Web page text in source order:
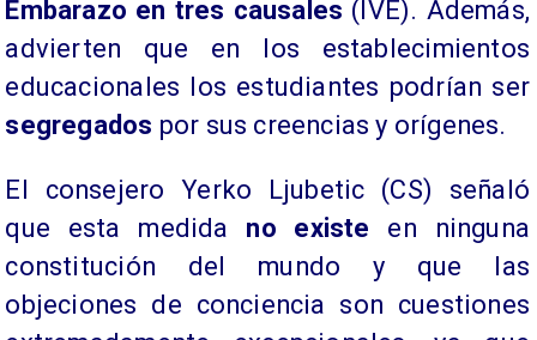
Embarazo en tres causales (IVE). Además,
advierten que en los establecimientos
educacionales los estudiantes podrían ser
segregados por sus creencias y orígenes.
El consejero Yerko Ljubetic (CS) señaló
que esta medida no existe en ninguna
constitución del mundo y que las
objeciones de conciencia son cuestiones